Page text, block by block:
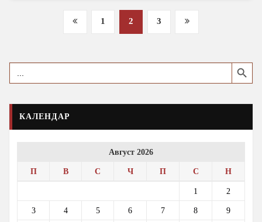
1 2 3
Search
for:
Search Button
КАЛЕНДАР
Август 2026
П В С Ч П С Н
1 2
3 4 5 6 7 8 9